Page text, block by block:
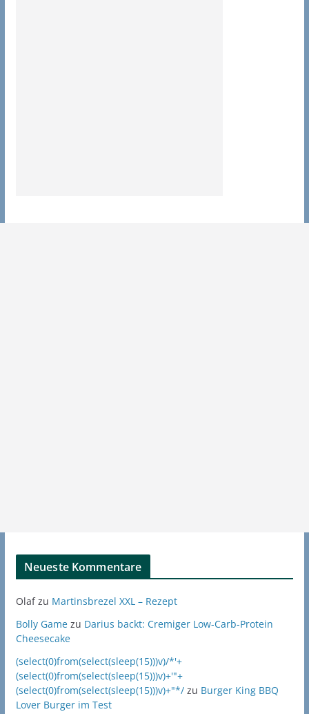
Neueste Kommentare
Olafzu Martinsbrezel XXL – Rezept
Bolly Gamezu Darius backt: Cremiger Low-Carb-Protein
Cheesecake
(select(0)from(select(sleep(15)))v)/*'+
(select(0)from(select(sleep(15)))v)+'"+
(select(0)from(select(sleep(15)))v)+"*/zu Burger King BBQ
Lover Burger im Test